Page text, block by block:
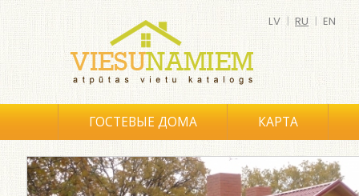
LV | RU | EN
ГОСТЕВЫЕ ДОМА КАРТА